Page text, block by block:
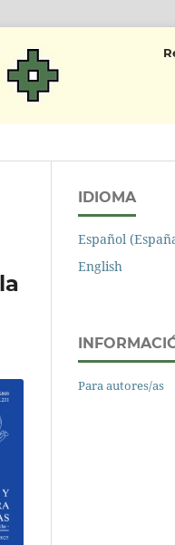
IDIOMA
Español
English
Para autores/as